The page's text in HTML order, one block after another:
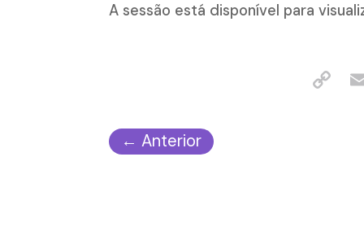
A sessão está disponível para
←Anterior